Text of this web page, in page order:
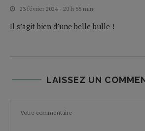
23 février 2024 - 20 h 55 min
Il s’agit bien d’une belle bulle !
LAISSEZ UN